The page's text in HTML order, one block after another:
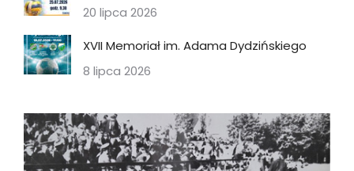
20 lipca 2026
XVII Memoriał im. Adama Dydzińskiego
8 lipca 2026